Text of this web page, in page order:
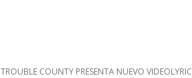
TROUBLE COUNTY PRESENTA NUEVO VIDEOLYRIC